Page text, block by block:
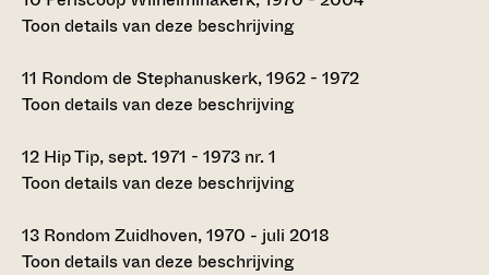
Toon details van deze beschrijving
11 Rondom de Stephanuskerk, 1962 - 1972
Toon details van deze beschrijving
12 Hip Tip, sept. 1971 - 1973 nr. 1
Toon details van deze beschrijving
13 Rondom Zuidhoven, 1970 - juli 2018
Toon details van deze beschrijving